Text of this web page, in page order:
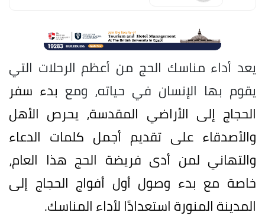
يعد أداء مناسك الحج من أعظم الرحلات التي
يقوم بها الإنسان في حياته، ومع بدء سفر
الحجاج إلى الأراضي المقدسة، يحرص الأهل
والأصدقاء على تقديم أجمل كلمات الدعاء
والتهاني لمن أدى فريضة الحج هذا العام،
خاصة مع بدء وصول أول أفواج الحجاج إلى
المدينة المنورة استعدادًا لأداء المناسك.